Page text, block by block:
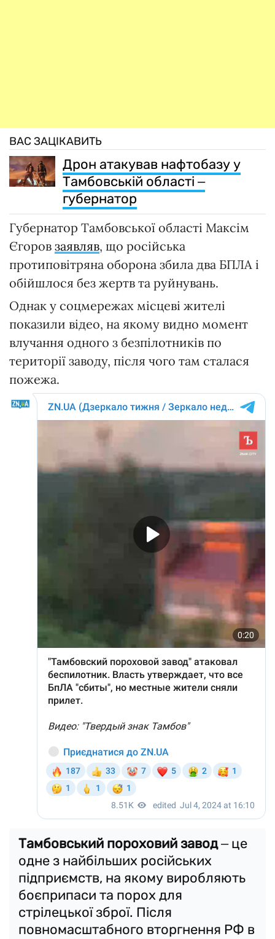
ВАС ЗАЦІКАВИТЬ
Дрон атакував нафтобазу у
Тамбовській області ‒
губернатор
Губернатор Тамбовської області Максім
Єгоров заявляв, що російська
протиповітряна оборона збила два БПЛА і
обійшлося без жертв та руйнувань.
Однак у соцмережах місцеві жителі
показили відео, на якому видно момент
влучання одного з безпілотників по
території заводу, після чого там сталася
пожежа.
Тамбовський пороховий завод‒ це
одне з найбільших російських
підприємств, на якому виробляють
боєприпаси та порох для
стрілецької зброї. Після
повномасштабного вторгнення РФ в